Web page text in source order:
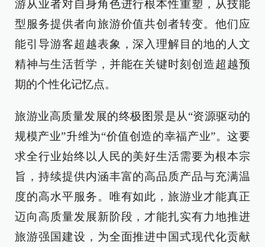
游从业者对自身角色进行根本性重塑，从技能
型服务提供者向旅游价值共创者转变。他们应
能引导游客超越表象，深入理解目的地的人文
精神与生活哲学，并能在关键时刻创造超越预
期的个性化记忆点。
旅游业高质量发展的终极图景是从“资源驱动的
规模产业”升维为“价值创造的幸福产业”。这要
求全行业始终以人民的美好生活需要为根本宗
旨，持续提供内涵丰富的高品质产品与充满温
度的高水平服务。唯有如此，旅游业才能真正
迈向高质量发展新阶段，才能扎实有力地推进
旅游强国建设，为全面推进中国式现代化贡献